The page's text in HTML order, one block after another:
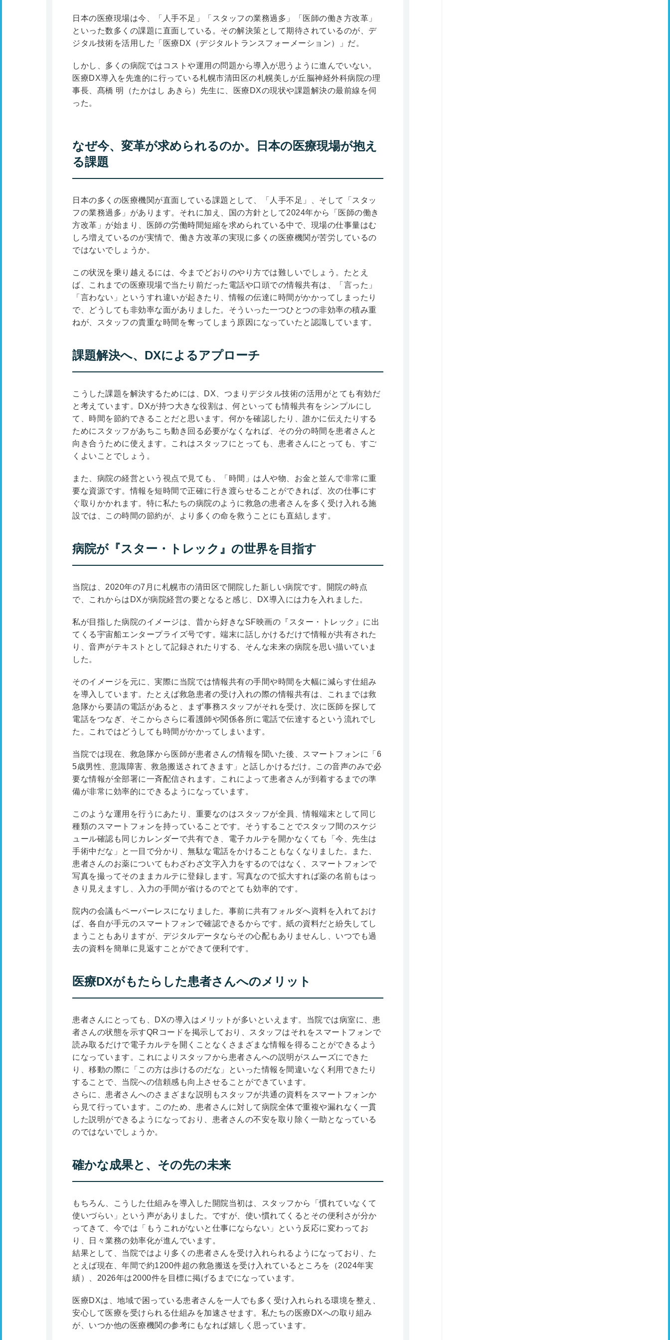
日本の医療現場は今、「人手不足」「スタッフの業務過多」「医師の働き方改革」
といった数多くの課題に直面している。その解決策として期待されているのが、デ
ジタル技術を活用した「医療DX（デジタルトランスフォーメーション）」だ。
しかし、多くの病院ではコストや運用の問題から導入が思うように進んでいない。
医療DX導入を先進的に行っている札幌市清田区の札幌美しが丘脳神経外科病院の理
事長、髙橋 明（たかはし あきら）先生に、医療DXの現状や課題解決の最前線を伺
った。
なぜ今、変革が求められるのか。日本の医療現場が抱え
る課題
日本の多くの医療機関が直面している課題として、「人手不足」、そして「スタッ
フの業務過多」があります。それに加え、国の方針として2024年から「医師の働き
方改革」が始まり、医師の労働時間短縮を求められている中で、現場の仕事量はむ
しろ増えているのが実情で、働き方改革の実現に多くの医療機関が苦労しているの
ではないでしょうか。
この状況を乗り越えるには、今までどおりのやり方では難しいでしょう。たとえ
ば、これまでの医療現場で当たり前だった電話や口頭での情報共有は、「言った」
「言わない」というすれ違いが起きたり、情報の伝達に時間がかかってしまったり
で、どうしても非効率な面がありました。そういった一つひとつの非効率の積み重
ねが、スタッフの貴重な時間を奪ってしまう原因になっていたと認識しています。
課題解決へ、DXによるアプローチ
こうした課題を解決するためには、DX、つまりデジタル技術の活用がとても有効だ
と考えています。DXが持つ大きな役割は、何といっても情報共有をシンプルにし
て、時間を節約できることだと思います。何かを確認したり、誰かに伝えたりする
ためにスタッフがあちこち動き回る必要がなくなれば、その分の時間を患者さんと
向き合うために使えます。これはスタッフにとっても、患者さんにとっても、すご
くよいことでしょう。
また、病院の経営という視点で見ても、「時間」は人や物、お金と並んで非常に重
要な資源です。情報を短時間で正確に行き渡らせることができれば、次の仕事にす
ぐ取りかかれます。特に私たちの病院のように救急の患者さんを多く受け入れる施
設では、この時間の節約が、より多くの命を救うことにも直結します。
病院が『スター・トレック』の世界を目指す
当院は、2020年の7月に札幌市の清田区で開院した新しい病院です。開院の時点
で、これからはDXが病院経営の要となると感じ、DX導入には力を入れました。
私が目指した病院のイメージは、昔から好きなSF映画の『スター・トレック』に出
てくる宇宙船エンタープライズ号です。端末に話しかけるだけで情報が共有された
り、音声がテキストとして記録されたりする、そんな未来の病院を思い描いていま
した。
そのイメージを元に、実際に当院では情報共有の手間や時間を大幅に減らす仕組み
を導入しています。たとえば救急患者の受け入れの際の情報共有は、これまでは救
急隊から要請の電話があると、まず事務スタッフがそれを受け、次に医師を探して
電話をつなぎ、そこからさらに看護師や関係各所に電話で伝達するという流れでし
た。これではどうしても時間がかかってしまいます。
当院では現在、救急隊から医師が患者さんの情報を聞いた後、スマートフォンに「6
5歳男性、意識障害、救急搬送されてきます」と話しかけるだけ。この音声のみで必
要な情報が全部署に一斉配信されます。これによって患者さんが到着するまでの準
備が非常に効率的にできるようになっています。
このような運用を行うにあたり、重要なのはスタッフが全員、情報端末として同じ
種類のスマートフォンを持っていることです。そうすることでスタッフ間のスケジ
ュール確認も同じカレンダーで共有でき、電子カルテを開かなくても「今、先生は
手術中だな」と一目で分かり、無駄な電話をかけることもなくなりました。また、
患者さんのお薬についてもわざわざ文字入力をするのではなく、スマートフォンで
写真を撮ってそのままカルテに登録します。写真なので拡大すれば薬の名前もはっ
きり見えますし、入力の手間が省けるのでとても効率的です。
院内の会議もペーパーレスになりました。事前に共有フォルダへ資料を入れておけ
ば、各自が手元のスマートフォンで確認できるからです。紙の資料だと紛失してし
まうこともありますが、デジタルデータならその心配もありませんし、いつでも過
去の資料を簡単に見返すことができて便利です。
医療DXがもたらした患者さんへのメリット
患者さんにとっても、DXの導入はメリットが多いといえます。当院では病室に、患
者さんの状態を示すQRコードを掲示しており、スタッフはそれをスマートフォンで
読み取るだけで電子カルテを開くことなくさまざまな情報を得ることができるよう
になっています。これによりスタッフから患者さんへの説明がスムーズにできた
り、移動の際に「この方は歩けるのだな」といった情報を間違いなく利用できたり
することで、当院への信頼感も向上させることができています。
さらに、患者さんへのさまざまな説明もスタッフが共通の資料をスマートフォンか
ら見て行っています。このため、患者さんに対して病院全体で重複や漏れなく一貫
した説明ができるようになっており、患者さんの不安を取り除く一助となっている
のではないでしょうか。
確かな成果と、その先の未来
もちろん、こうした仕組みを導入した開院当初は、スタッフから「慣れていなくて
使いづらい」という声がありました。ですが、使い慣れてくるとその便利さが分か
ってきて、今では「もうこれがないと仕事にならない」という反応に変わってお
り、日々業務の効率化が進んでいます。
結果として、当院ではより多くの患者さんを受け入れられるようになっており、た
とえば現在、年間で約1200件超の救急搬送を受け入れているところを（2024年実
績）、2026年は2000件を目標に掲げるまでになっています。
医療DXは、地域で困っている患者さんを一人でも多く受け入れられる環境を整え、
安心して医療を受けられる仕組みを加速させます。私たちの医療DXへの取り組み
が、いつか他の医療機関の参考にもなれば嬉しく思っています。